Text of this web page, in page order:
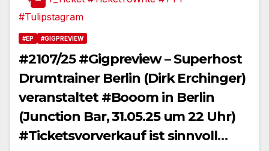
#EP #GIGPREVIEW
#2107/25 #Gigpreview – Superhost
Drumtrainer Berlin (Dirk Erchinger)
veranstaltet #Booom in Berlin
(Junction Bar, 31.05.25 um 22 Uhr)
#Ticketsvorverkauf ist sinnvoll